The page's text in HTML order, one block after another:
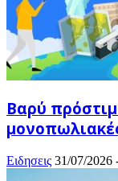
Βαρύ
Ειδησεις 31/07/